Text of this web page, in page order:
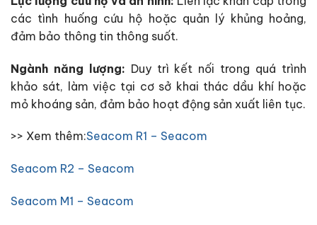
các tình huống cứu hộ hoặc quản lý khủng hoảng,
đảm bảo thông tin thông suốt.
Ngành năng lượng: Duy trì kết nối trong quá trình
khảo sát, làm việc tại cơ sở khai thác dầu khí hoặc
mỏ khoáng sản, đảm bảo hoạt động sản xuất liên tục.
>> Xem thêm:Seacom R1 – Seacom
Seacom R2 – Seacom
Seacom M1 – Seacom